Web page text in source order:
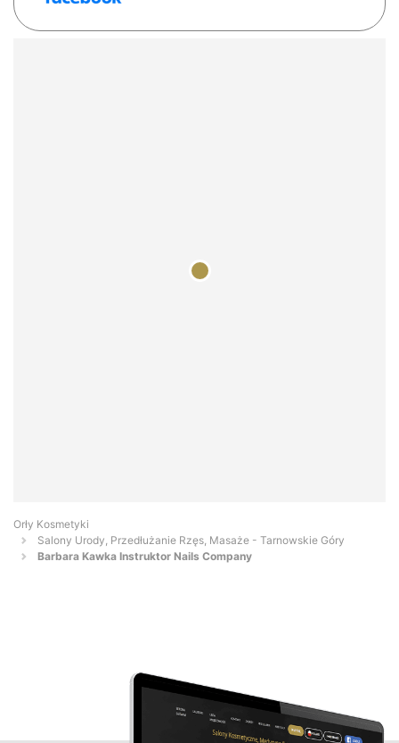
Orły Kosmetyki
Salony Urody, Przedłużanie Rzęs, Masaże - Tarnowskie Góry
Barbara Kawka Instruktor Nails Company